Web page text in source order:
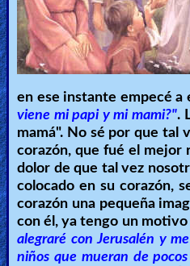
en ese instante empecé a
viene mi papi y mi mami?".
mamá". No sé por que tal
corazón, que fué el mejor
dolor de que tal vez
colocado en su corazón,
corazón una pequeña
con él, ya tengo un motivo
alegraré con Jerusalén y
niños que mueran de